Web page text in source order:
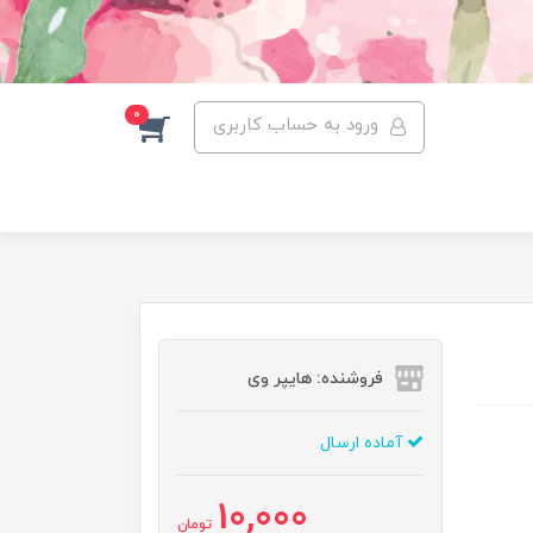
ورود به حساب کاربری 0
فروشنده: هایپر وی
آماده ارسال
10,000 تومان